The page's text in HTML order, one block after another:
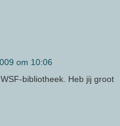
om 10:06
bibliotheek. Heb jij groot